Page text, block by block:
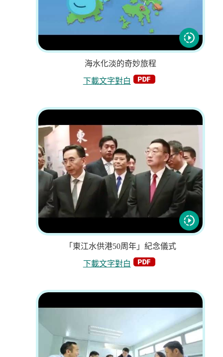
海水化淡的奇妙旅程
下載文字對白
「東江水供港50周年」紀念儀式
下載文字對白